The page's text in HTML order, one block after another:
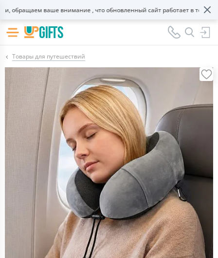
ваше внимание , что обновленный сайт работает в тестовом
Товары для путешествий